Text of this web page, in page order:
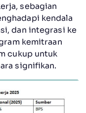
sebagian
kendala
dan integrasi ke
kemitraan
cukup untuk
signifikan.